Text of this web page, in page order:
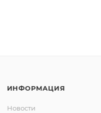
ИНФОРМАЦИЯ
Новости